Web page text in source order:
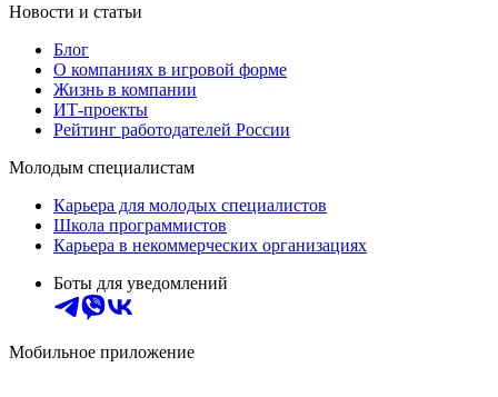
Новости и статьи
Блог
О компаниях в игровой форме
Жизнь в компании
ИТ-проекты
Рейтинг работодателей России
Молодым специалистам
Карьера для молодых специалистов
Школа программистов
Карьера в некоммерческих организациях
Боты для уведомлений
Мобильное приложение